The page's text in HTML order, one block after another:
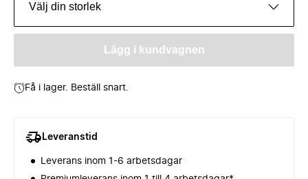
Välj din storlek
Lägg i kundvagnen
Få i lager. Beställ snart.
Leveranstid
Leverans inom 1-6 arbetsdagar